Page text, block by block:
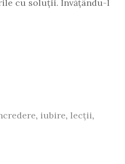
cu soluții. Învățându-l
, iubire, lecții,